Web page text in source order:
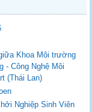
Khoa Môi trường
- Công Nghệ Môi
(Thái Lan)
Nghiệp Sinh Viên